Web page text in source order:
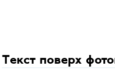
Текст поверх